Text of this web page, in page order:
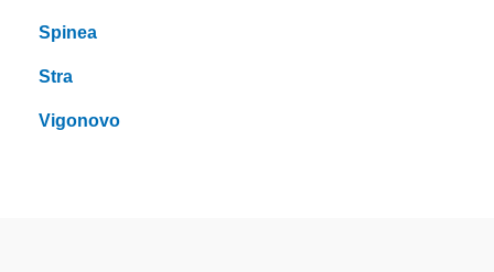
Spinea
Stra
Vigonovo